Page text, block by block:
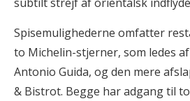
Spisemulighederne omfatter
to Michelin-stjerner, som ledes
Antonio Guida, og den mere
& Bistrot. Begge har adgang til